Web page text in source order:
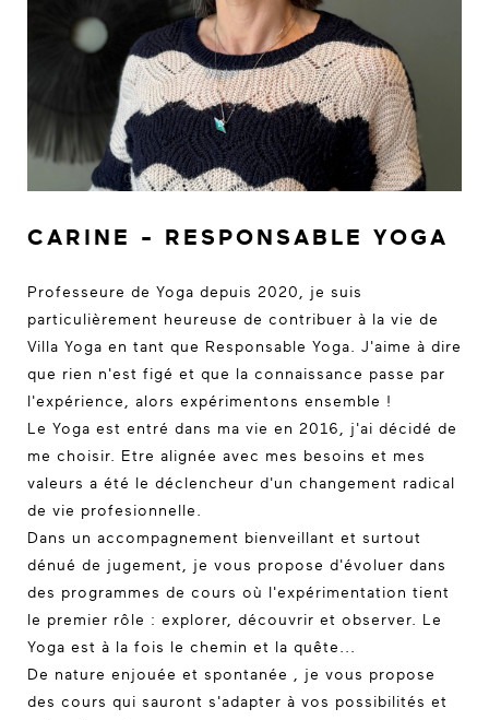
CARINE - RESPONSABLE YOGA
Professeure de Yoga depuis 2020, je suis
particulièrement heureuse de contribuer à la vie de
Villa Yoga en tant que Responsable Yoga. J'aime à dire
que rien n'est figé et que la connaissance passe par
l'expérience, alors expérimentons ensemble !
Le Yoga est entré dans ma vie en 2016, j'ai décidé de
me choisir. Etre alignée avec mes besoins et mes
valeurs a été le déclencheur d'un changement radical
de vie profesionnelle.
Dans un accompagnement bienveillant et surtout
dénué de jugement, je vous propose d'évoluer dans
des programmes de cours où l'expérimentation tient
le premier rôle : explorer, découvrir et observer. Le
Yoga est à la fois le chemin et la quête...
De nature enjouée et spontanée , je vous propose
des cours qui sauront s'adapter à vos possibilités et